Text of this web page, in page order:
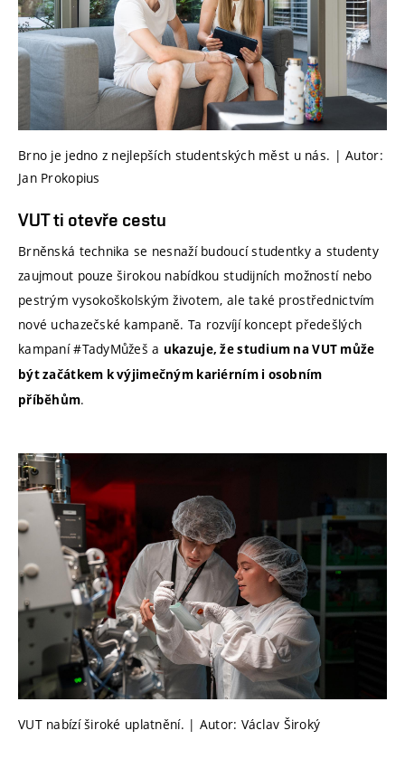
Brno je jedno z nejlepších studentských měst u nás. | Autor:
Jan Prokopius
VUT ti otevře cestu
Brněnská technika se nesnaží budoucí studentky a studenty
zaujmout pouze širokou nabídkou studijních možností nebo
pestrým vysokoškolským životem, ale také prostřednictvím
nové uchazečské kampaně. Ta rozvíjí koncept předešlých
kampaní #TadyMůžeš a ukazuje, že studium na VUT může
být začátkem k výjimečným kariérním i osobním
příběhům.
VUT nabízí široké uplatnění. | Autor: Václav Široký